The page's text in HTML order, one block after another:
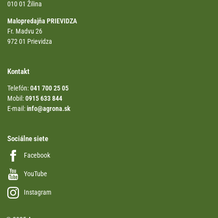
010 01 Žilina
Malopredajňa PRIEVIDZA
Fr. Madvu 26
972 01 Prievidza
Kontakt
Telefón:041 700 25 05
Mobil:0915 633 844
E-mail:info@agrona.sk
Sociálne siete
Facebook
YouTube
Instagram